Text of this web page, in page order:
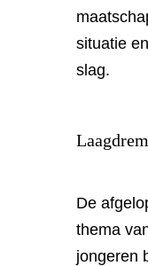
situatie
slag.
De
thema
jongeren